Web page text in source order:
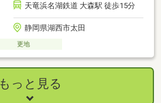
天竜浜名湖鉄道 大森駅 徒歩15分
静岡県湖西市太田
更地
もっと見る